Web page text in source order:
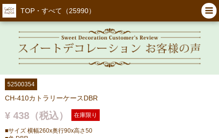
TOP・すべて（25990）
52500354
CH-410カトラリーケースDBR
¥ 438（税込） 在庫限り
■サイズ 横幅260x奥行90x高さ50